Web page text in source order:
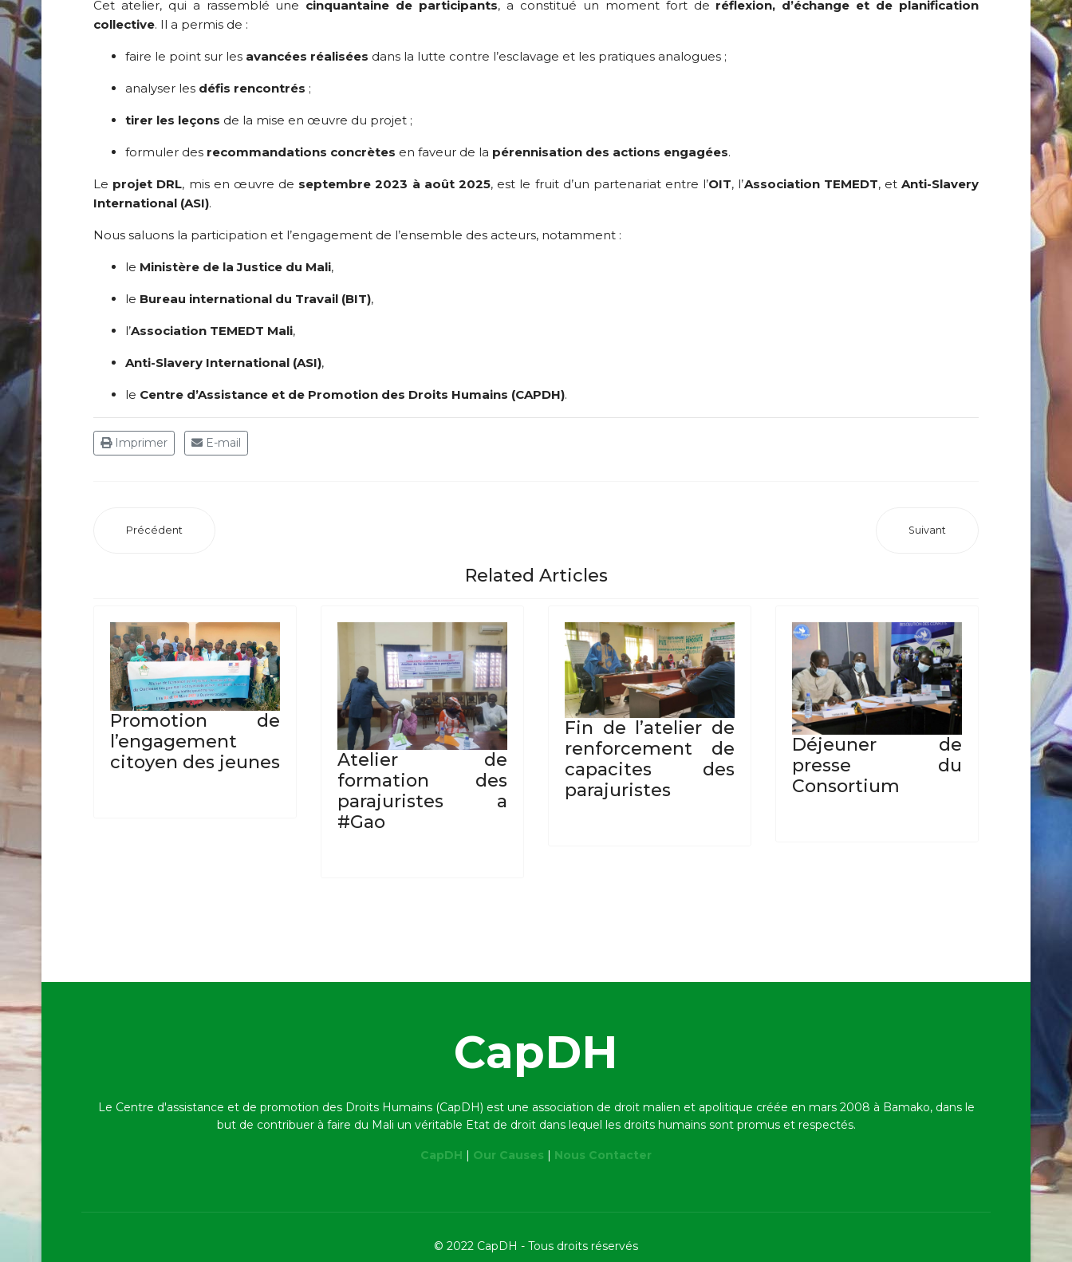
Cet atelier, qui a rassemblé une cinquantaine de participants, a constitué un moment fort de réflexion, d’échange et de planification
collective. Il a permis de :
faire le point sur les avancées réalisées dans la lutte contre l’esclavage et les pratiques analogues ;
analyser les défis rencontrés ;
tirer les leçons de la mise en œuvre du projet ;
formuler des recommandations concrètes en faveur de la pérennisation des actions engagées.
Le projet DRL, mis en œuvre de septembre 2023 à août 2025, est le fruit d’un partenariat entre l’OIT, l’Association TEMEDT, etAnti-Slavery
International (ASI).
Nous saluons la participation et l’engagement de l’ensemble des acteurs, notamment :
le Ministère de la Justice du Mali,
le Bureau international du Travail (BIT),
l’Association TEMEDT Mali,
Anti-Slavery International (ASI),
le Centre d’Assistance et de Promotion des Droits Humains (CAPDH).
Imprimer E-mail
Précédent Suivant
Related Articles
Promotion de
l’engagement
citoyen des jeunes
Atelier de
formation des
parajuristes a
#Gao
Fin de l’atelier de
renforcement de
capacites des
parajuristes
Déjeuner de
presse du
Consortium
CapDH
Le Centre d'assistance et de promotion des Droits Humains (CapDH) est une association de droit malien et apolitique créée en mars 2008 à Bamako, dans le
but de contribuer à faire du Mali un véritable Etat de droit dans lequel les droits humains sont promus et respectés.
CapDH | Our Causes | Nous Contacter
© 2022 CapDH - Tous droits réservés